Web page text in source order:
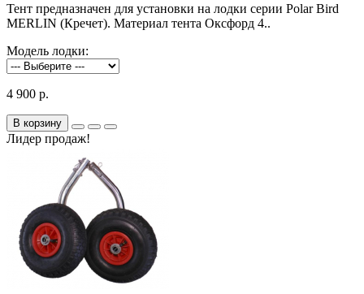
Тент предназначен для установки на лодки серии Polar Bird
MERLIN (Кречет). Материал тента Оксфорд 4..
Модель лодки:
4 900 р.
В корзину
Лидер продаж!